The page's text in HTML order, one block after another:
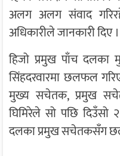
अलग अलग संवाद
अधिकारीले जानकारी दिए ।
हिजो प्रमुख पाँच
सिंहदरवारमा छलफल
मुख्य सचेतक, प्रमुख
घिमिरेले सो पछि दिउँसो २
दलका प्रमुख सचेतकसँग